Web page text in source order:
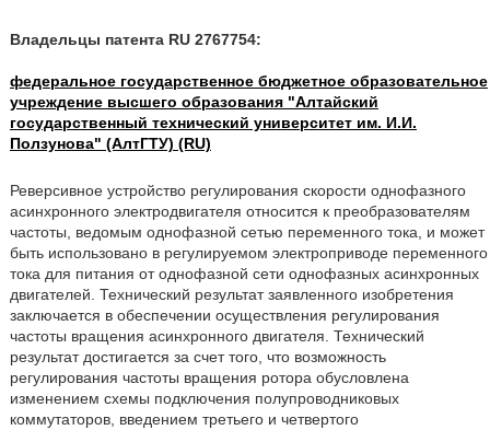
Владельцы патента RU 2767754:
федеральное государственное бюджетное образовательное
учреждение высшего образования "Алтайский
государственный технический университет им. И.И.
Ползунова" (АлтГТУ) (RU)
Реверсивное устройство регулирования скорости однофазного
асинхронного электродвигателя относится к преобразователям
частоты, ведомым однофазной сетью переменного тока, и может
быть использовано в регулируемом электроприводе переменного
тока для питания от однофазной сети однофазных асинхронных
двигателей. Технический результат заявленного изобретения
заключается в обеспечении осуществления регулирования
частоты вращения асинхронного двигателя. Технический
результат достигается за счет того, что возможность
регулирования частоты вращения ротора обусловлена
изменением схемы подключения полупроводниковых
коммутаторов, введением третьего и четвертого